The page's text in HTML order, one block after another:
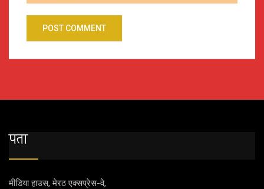
पता
मीडिया हाउस, मेरठ एक्‍सप्रेस-वे,